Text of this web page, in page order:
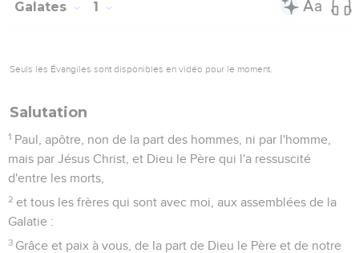
Galates 1
Seuls les Évangiles sont disponibles en vidéo pour le moment.
Salutation
1 Paul, apôtre, non de la part des hommes, ni par l'homme,
mais par Jésus Christ, et Dieu le Père qui l'a ressuscité
d'entre les morts,
2 et tous les frères qui sont avec moi, aux assemblées de la
Galatie :
3 Grâce et paix à vous, de la part de Dieu le Père et de notre